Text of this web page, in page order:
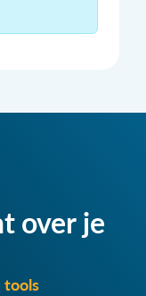
over je
tools